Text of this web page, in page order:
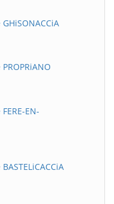
EN-